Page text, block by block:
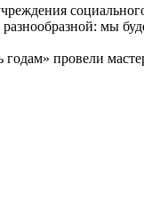
мы
годам» провели